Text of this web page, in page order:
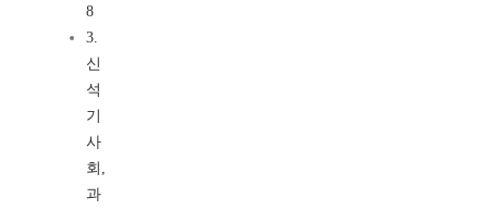
8
3.
신
석
기
사
회,
과